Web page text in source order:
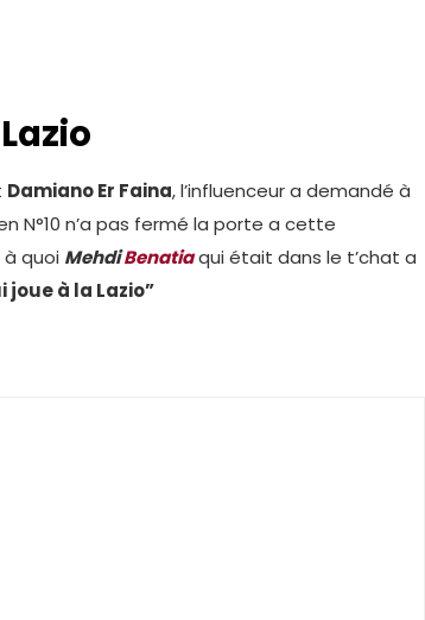
Damiano Er Faina, l’influenceur a demandé à
N°10 n’a pas fermé la porte a cette
à quoi MehdiBenatiaqui était dans le t’chat a
joue à la Lazio”